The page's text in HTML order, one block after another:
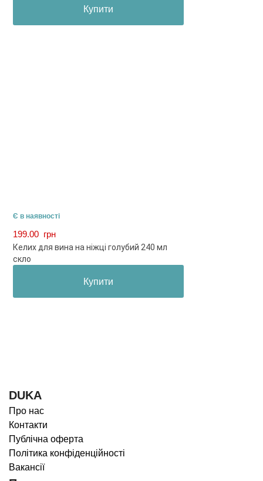
Купити
Є в наявності
199.00 грн
Келих для вина на ніжці голубий 240 мл
скло
Купити
DUKA
Про нас
Контакти
Публічна оферта
Політика конфіденційності
Вакансії